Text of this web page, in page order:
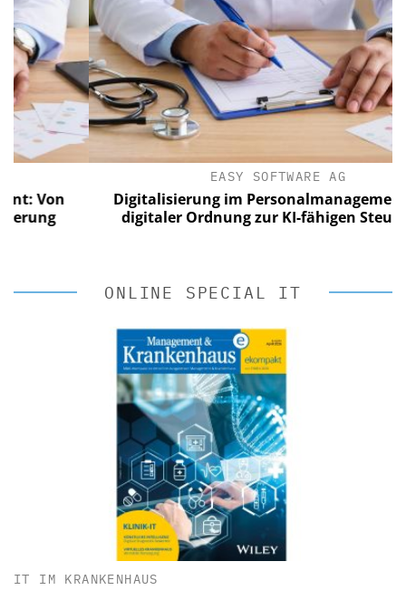
EASY SOFTWARE AG
Digitalisierung im Personalmanagement: Von
digitaler Ordnung zur KI-fähigen Steuerung
ONLINE SPECIAL IT
IT IM KRANKENHAUS